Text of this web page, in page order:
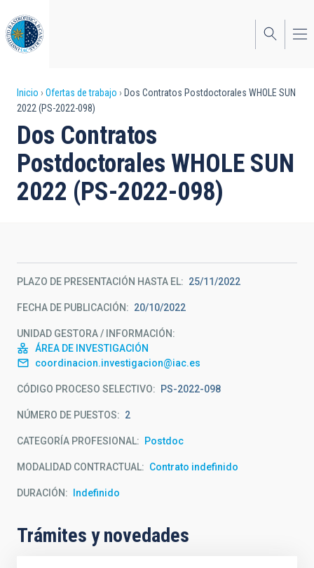
al
contenido
principal
Sobrescribir
enlaces
de
ayuda
a
Inicio Ofertas de trabajo
Dos Contratos Postdoctorales WHOLE SUN
2022 (PS-2022-098)
Dos Contratos
Postdoctorales WHOLE SUN
2022 (PS-2022-098)
PLAZO DE PRESENTACIÓN HASTA EL 25/11/2022
FECHA DE PUBLICACIÓN 20/10/2022
UNIDAD GESTORA / INFORMACIÓN
ÁREA DE INVESTIGACIÓN
coordinacion.investigacion@iac.es
CÓDIGO PROCESO SELECTIVO PS-2022-098
NÚMERO DE PUESTOS 2
CATEGORÍA PROFESIONAL Postdoc
MODALIDAD CONTRACTUAL Contrato indefinido
DURACIÓN Indefinido
Trámites y novedades